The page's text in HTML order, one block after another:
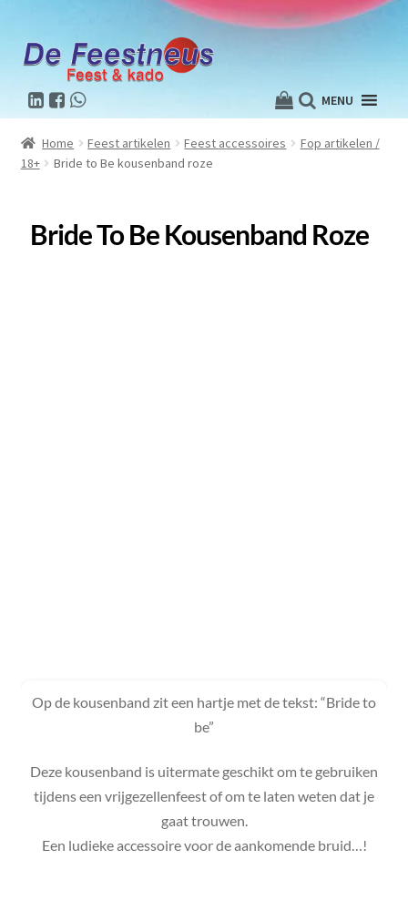
MENU
Home Feest artikelen Feest accessoires
Fop artikelen /
18+
Bride to Be kousenband roze
Bride To Be Kousenband Roze
Op de kousenband zit een hartje met de tekst: “Bride to
be”
Deze kousenband is uitermate geschikt om te gebruiken
tijdens een vrijgezellenfeest of om te laten weten dat je
gaat trouwen.
Een ludieke accessoire voor de aankomende bruid…!